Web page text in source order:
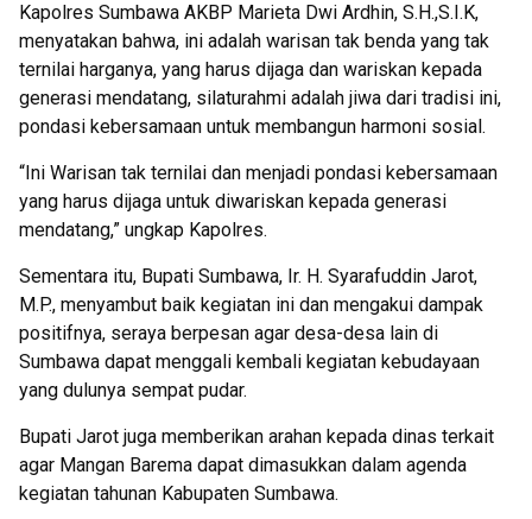
Kapolres Sumbawa AKBP Marieta Dwi Ardhin, S.H.,S.I.K,
menyatakan bahwa, ini adalah warisan tak benda yang tak
ternilai harganya, yang harus dijaga dan wariskan kepada
generasi mendatang, silaturahmi adalah jiwa dari tradisi ini,
pondasi kebersamaan untuk membangun harmoni sosial.
“Ini Warisan tak ternilai dan menjadi pondasi kebersamaan
yang harus dijaga untuk diwariskan kepada generasi
mendatang,” ungkap Kapolres.
Sementara itu, Bupati Sumbawa, Ir. H. Syarafuddin Jarot,
M.P., menyambut baik kegiatan ini dan mengakui dampak
positifnya, seraya berpesan agar desa-desa lain di
Sumbawa dapat menggali kembali kegiatan kebudayaan
yang dulunya sempat pudar.
Bupati Jarot juga memberikan arahan kepada dinas terkait
agar Mangan Barema dapat dimasukkan dalam agenda
kegiatan tahunan Kabupaten Sumbawa.